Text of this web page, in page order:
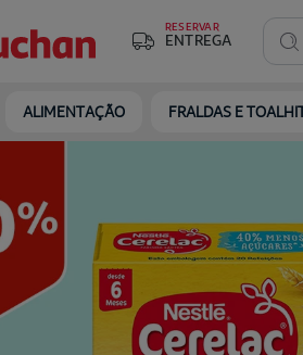
RESERVAR
ENTREGA
ALIMENTAÇÃO FRALDAS E